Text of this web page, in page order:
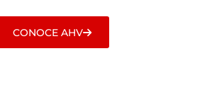
CONOCE AHV